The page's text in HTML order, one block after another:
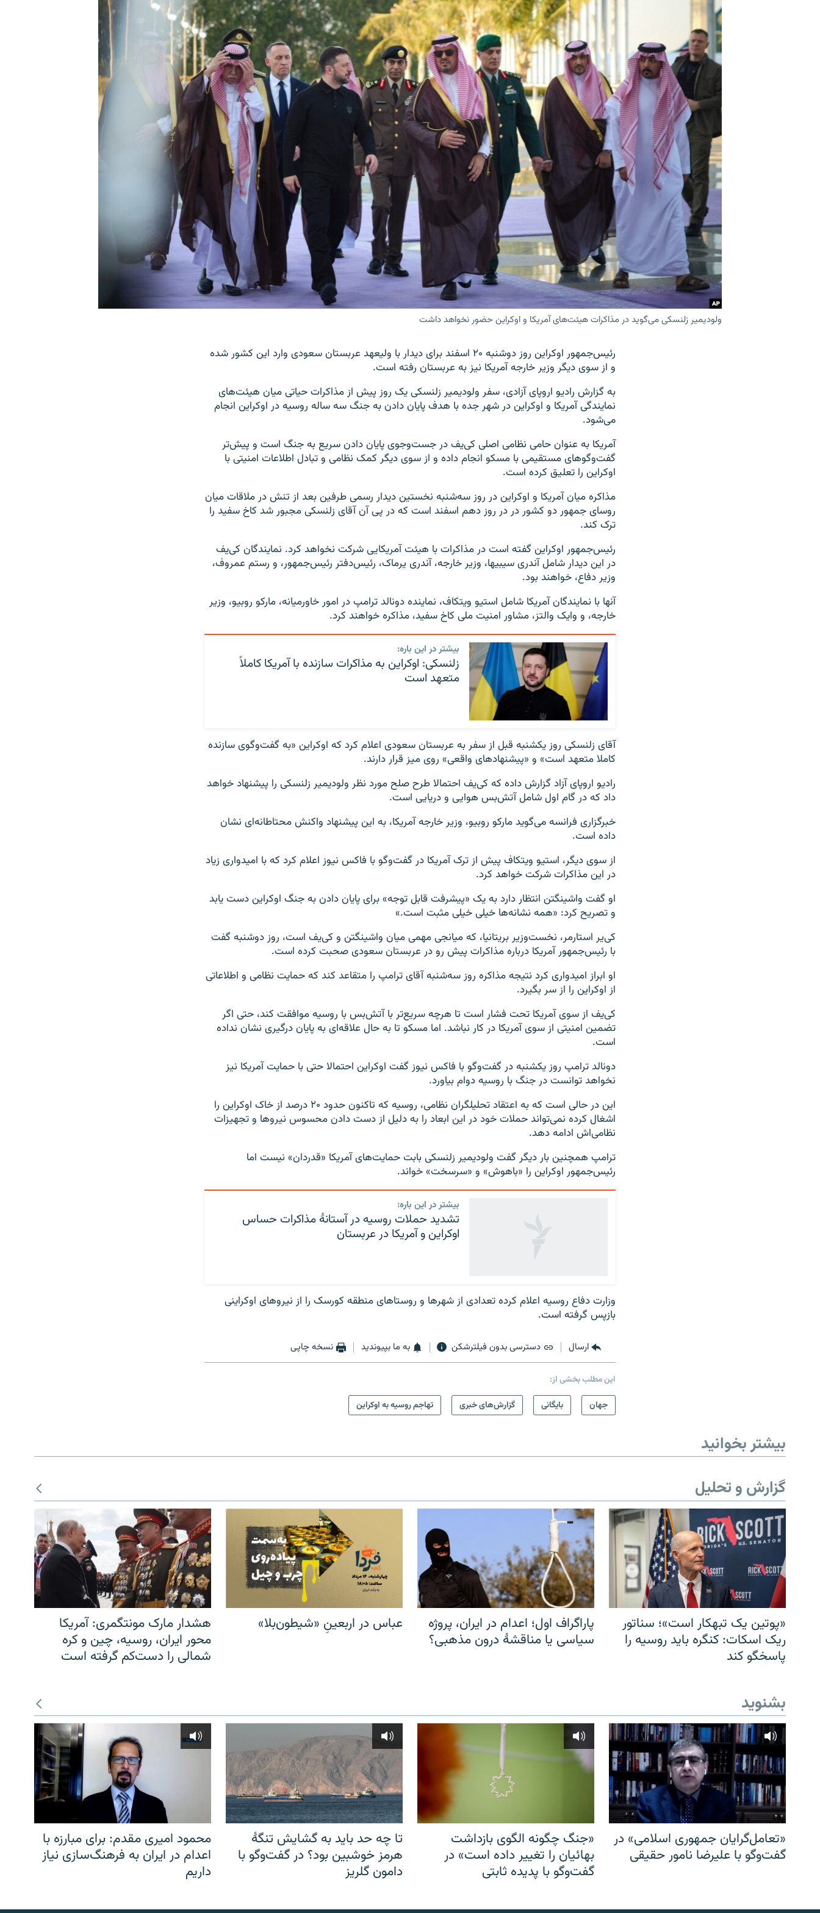
ولودیمیر زلنسکی می‌گوید در مذاکرات هیئت‌های آمریکا و اوکراین حضور نخواهد داشت
رئیس‌جمهور اوکراین روز دوشنبه ۲۰ اسفند برای دیدار با ولیعهد عربستان سعودی وارد این کشور شده
و از سوی دیگر وزیر خارجه آمریکا نیز به عربستان رفته است.
به گزارش رادیو اروپای آزادی، سفر ولودیمیر زلنسکی یک روز پیش از مذاکرات حیاتی میان هیئت‌های
نمایندگی آمریکا و اوکراین در شهر جده با هدف پایان دادن به جنگ سه ساله روسیه در اوکراین انجام
می‌شود.
آمریکا به عنوان حامی نظامی اصلی کی‌یف در جست‌وجوی پایان دادن سریع به جنگ است و پیش‌تر
گفت‌وگوهای مستقیمی با مسکو انجام داده و از سوی دیگر کمک نظامی و تبادل اطلاعات امنیتی با
اوکراین را تعلیق کرده است.
مذاکره میان آمریکا و اوکراین در روز سه‌شنبه نخستین دیدار رسمی طرفین بعد از تنش در ملاقات میان
روسای جمهور دو کشور در در روز دهم اسفند است که در پی آن آقای زلنسکی مجبور شد کاخ سفید را
ترک کند.
رئیس‌جمهور اوکراین گفته است در مذاکرات با هیئت آمریکایی شرکت نخواهد کرد. نمایندگان کی‌یف
در این دیدار شامل آندری سیبیها، وزیر خارجه، آندری یرماک، رئیس‌دفتر رئیس‌جمهور، و رستم عمروف،
وزیر دفاع، خواهند بود.
آنها با نمایندگان آمریکا شامل استیو ویتکاف، نماینده دونالد ترامپ در امور خاورمیانه، مارکو روبیو، وزیر
خارجه، و وایک والتز، مشاور امنیت ملی کاخ سفید، مذاکره خواهند کرد.
بیشتر در این باره:
زلنسکی: اوکراین به مذاکرات سازنده با آمریکا کاملاً
متعهد است
آقای زلنسکی روز یکشنبه قبل از سفر به عربستان سعودی اعلام کرد که اوکراین «به گفت‌وگوی سازنده
کاملا متعهد است» و «پیشنهادهای واقعی» روی میز قرار دارند.
رادیو اروپای آزاد گزارش داده که کی‌یف احتمالا طرح صلح مورد نظر ولودیمیر زلنسکی را پیشنهاد خواهد
داد که در گام اول شامل آتش‌بس هوایی و دریایی است.
خبرگزاری فرانسه می‌گوید مارکو روبیو، وزیر خارجه آمریکا، به این پیشنهاد واکنش محتاطانه‌ای نشان
داده است.
از سوی دیگر، استیو ویتکاف پیش از ترک آمریکا در گفت‌وگو با فاکس نیوز اعلام کرد که با امیدواری زیاد
در این مذاکرات شرکت خواهد کرد.
او گفت واشینگتن انتظار دارد به یک «پیشرفت قابل توجه» برای پایان دادن به جنگ اوکراین دست یابد
و تصریح کرد: «همه نشانه‌ها خیلی خیلی مثبت است.»
کی‌یر استارمر، نخست‌وزیر بریتانیا، که میانجی مهمی میان واشینگتن و کی‌یف است، روز دوشنبه گفت
با رئیس‌جمهور آمریکا درباره مذاکرات پیش رو در عربستان سعودی صحبت کرده است.
او ابراز امیدواری کرد نتیجه مذاکره روز سه‌شنبه آقای ترامپ را متقاعد کند که حمایت نظامی و اطلاعاتی
از اوکراین را از سر بگیرد.
کی‌یف از سوی آمریکا تحت فشار است تا هرچه سریع‌تر با آتش‌بس با روسیه موافقت کند، حتی اگر
تضمین امنیتی از سوی آمریکا در کار نباشد. اما مسکو تا به حال علاقه‌ای به پایان درگیری نشان نداده
است.
دونالد ترامپ روز یکشنبه در گفت‌وگو با فاکس نیوز گفت اوکراین احتمالا حتی با حمایت آمریکا نیز
نخواهد توانست در جنگ با روسیه دوام بیاورد.
این در حالی است که به اعتقاد تحلیلگران نظامی، روسیه که تاکنون حدود ۲۰ درصد از خاک اوکراین را
اشغال کرده نمی‌تواند حملات خود در این ابعاد را به دلیل از دست دادن محسوس نیروها و تجهیزات
نظامی‌اش ادامه دهد.
ترامپ همچنین بار دیگر گفت ولودیمیر زلنسکی بابت حمایت‌های آمریکا «قدردان» نیست اما
رئیس‌جمهور اوکراین را «باهوش» و «سرسخت» خواند.
بیشتر در این باره:
تشدید حملات روسیه در آستانهٔ مذاکرات حساس
اوکراین و آمریکا در عربستان
وزارت دفاع روسیه اعلام کرده تعدادی از شهرها و روستاهای منطقه کورسک را از نیروهای اوکراینی
بازپس گرفته است.
ارسال دسترسی بدون فیلترشکن به ما بپیوندید نسخه چاپی
این مطلب بخشی از:
جهان
بایگانی گزارش‌های خبری تهاجم روسیه به اوکراین
بیشتر بخوانید
گزارش و تحلیل
«پوتین یک تبهکار است»؛ سناتور
ریک اسکات: کنگره باید روسیه را
پاسخگو کند
پاراگراف اول؛ اعدام در ایران، پروژه
سیاسی یا مناقشهٔ درون مذهبی؟
عباس در اربعینِ «شیطون‌بلا»
هشدار مارک مونتگمری: آمریکا
محور ایران، روسیه، چین و کره
شمالی را دست‌کم گرفته است
بشنوید
«تعامل‌گرایان جمهوری اسلامی» در
گفت‌وگو با علیرضا نامور حقیقی
«جنگ چگونه الگوی بازداشت
بهائیان را تغییر داده است» در
گفت‌وگو با پدیده ثابتی
تا چه حد باید به گشایش تنگهٔ
هرمز خوشبین بود؟ در گفت‌وگو با
دامون گلریز
محمود امیری مقدم: برای مبارزه با
اعدام در ایران به فرهنگ‌سازی نیاز
داریم